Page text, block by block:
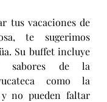
tus vacaciones de
te sugerimos
Su buffet incluye
sabores de la
como la
no pueden faltar